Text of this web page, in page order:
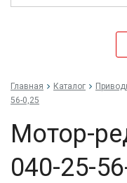
Главная Каталог
56-0,25
Мо­тор-
040-25-